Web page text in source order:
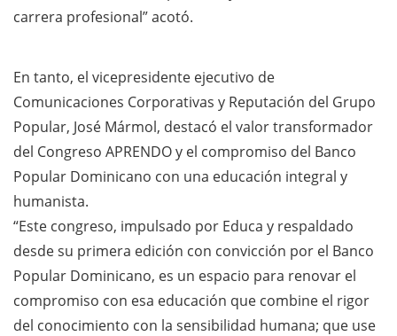
carrera profesional” acotó.
En tanto, el vicepresidente ejecutivo de
Comunicaciones Corporativas y Reputación del Grupo
Popular, José Mármol, destacó el valor transformador
del Congreso APRENDO y el compromiso del Banco
Popular Dominicano con una educación integral y
humanista.
“Este congreso, impulsado por Educa y respaldado
desde su primera edición con convicción por el Banco
Popular Dominicano, es un espacio para renovar el
compromiso con esa educación que combine el rigor
del conocimiento con la sensibilidad humana; que use